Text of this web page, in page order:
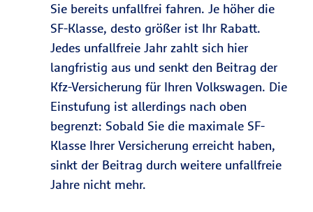
Sie bereits unfallfrei fahren. Je höher die
SF-Klasse, desto größer ist Ihr Rabatt.
Jedes unfallfreie Jahr zahlt sich hier
langfristig aus und senkt den Beitrag der
Kfz-Versicherung für Ihren Volkswagen. Die
Einstufung ist allerdings nach oben
begrenzt: Sobald Sie die maximale SF-
Klasse Ihrer Versicherung erreicht haben,
sinkt der Beitrag durch weitere unfallfreie
Jahre nicht mehr.